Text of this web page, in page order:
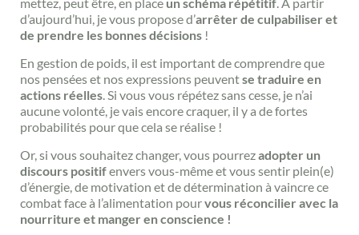
d’aujourd’hui, je vous propose d’arrêter de culpabiliser et
de prendre les bonnes décisions !
En gestion de poids, il est important de comprendre que
nos pensées et nos expressions peuventse traduire en
actions réelles . Si vous vous répétez sans cesse, je n’ai
aucune volonté, je vais encore craquer, il y a de fortes
probabilités pour que cela se réalise !
Or, si vous souhaitez changer, vous pourrezadopter un
discours positifenvers vous-même et vous sentir plein(e)
d’énergie, de motivation et de détermination à vaincre ce
combat face à l’alimentation pourvous réconcilier avec la
nourriture et manger en conscience !